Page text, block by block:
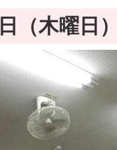
（木曜日）